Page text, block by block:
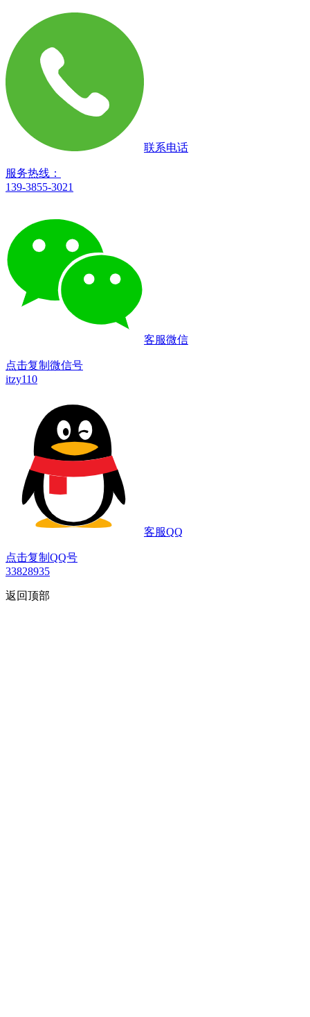
联系电话
服务热线：
139-3855-3021
客服微信
点击复制微信号
itzy110
客服QQ
点击复制QQ号
33828935
返回顶部